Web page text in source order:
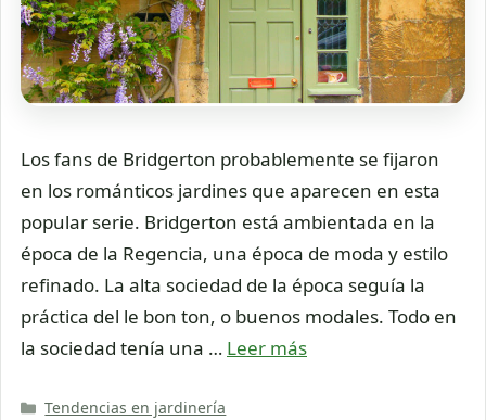
Los fans de Bridgerton probablemente se fijaron
en los románticos jardines que aparecen en esta
popular serie. Bridgerton está ambientada en la
época de la Regencia, una época de moda y estilo
refinado. La alta sociedad de la época seguía la
práctica del le bon ton, o buenos modales. Todo en
la sociedad tenía una … Leer más
Categorías
Tendencias en jardinería